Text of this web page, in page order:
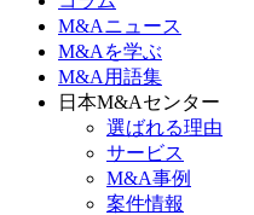
M&Aニュース
M&Aを学ぶ
M&A用語集
日本M&Aセンター
選ばれる理由
サービス
M&A事例
案件情報